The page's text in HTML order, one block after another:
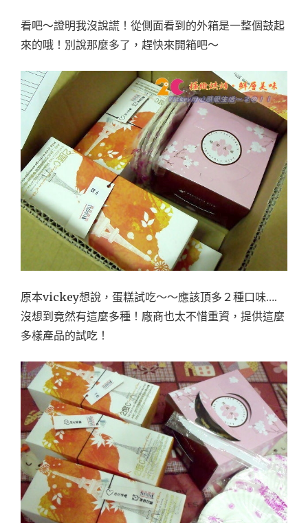
看吧～證明我沒說謊！從側面看到的外箱是一整個鼓起
來的哦！別說那麼多了，趕快來開箱吧～
原本vickey想說，蛋糕試吃～～應該頂多２種口味….
沒想到竟然有這麼多種！廠商也太不惜重資，提供這麼
多樣產品的試吃！